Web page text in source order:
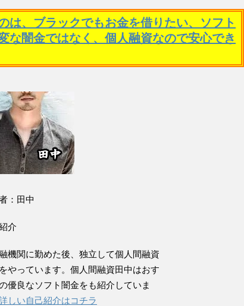
、ブラックでもお金を借りたい、ソフト
な闇金ではなく、個人融資なので安心でき
：田中
介
機関に勤めた後、独立して個人間融資
やっています。個人間融資田中はおす
優良なソフト闇金をも紹介していま
しい自己紹介はコチラ